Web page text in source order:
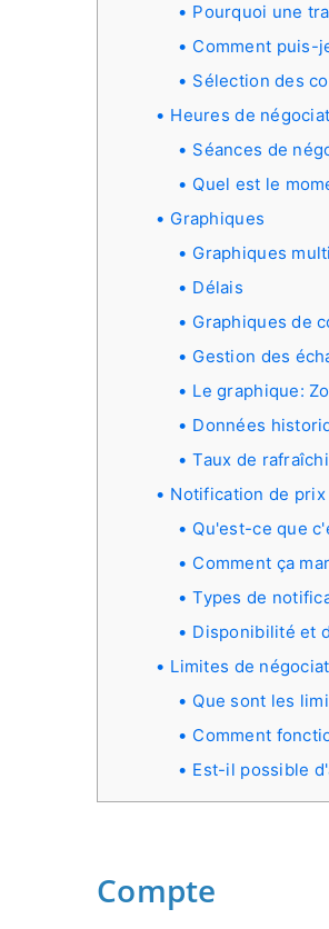
Pourquoi une
Comment puis-
Sélection des
Heures de
Séances de
Quel est le
Graphiques
Graphiques
Délais
Graphiques de
Gestion des
Le graphique:
Données
Taux de
Notification de
Qu'est-ce que
Comment ça
Types de
Disponibilité et
Limites de
Que sont les
Comment
Est-il possible
Compte